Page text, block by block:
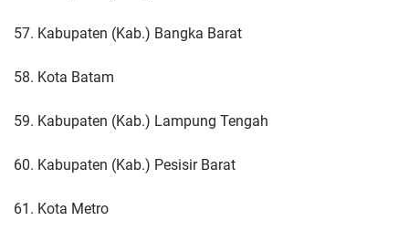
57. Kabupaten (Kab.) Bangka Barat
58. Kota Batam
59. Kabupaten (Kab.) Lampung Tengah
60. Kabupaten (Kab.) Pesisir Barat
61. Kota Metro